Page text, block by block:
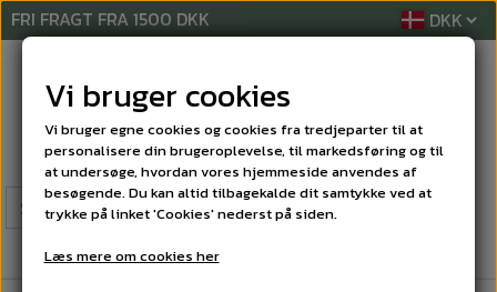
FRI FRAGT FRA 1500 DKK
Vi bruger cookies
Vi bruger egne cookies og cookies fra tredjeparter til at
personalisere din brugeroplevelse, til markedsføring og til
at undersøge, hvordan vores hjemmeside anvendes af
besøgende. Du kan altid tilbagekalde dit samtykke ved at
trykke på linket 'Cookies' nederst på siden.
Læs mere om cookies her